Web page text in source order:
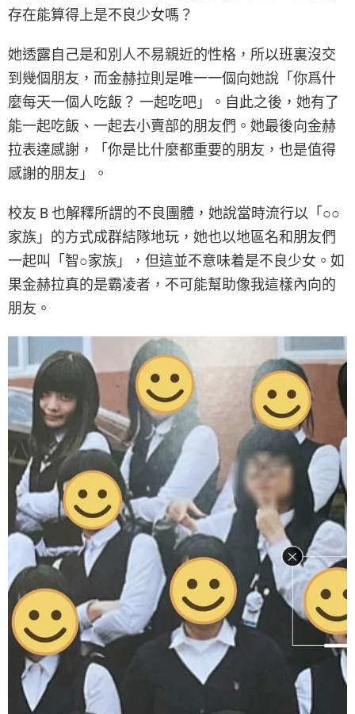
存在能算得上是不良少女嗎？
她透露自己是和別人不易親近的性格，所以班裏沒交
到幾個朋友，而金赫拉則是唯一一個向她說「你爲什
麼每天一個人吃飯？ 一起吃吧」。自此之後，她有了
能一起吃飯、一起去小賣部的朋友們。她最後向金赫
拉表達感謝，「你是比什麼都重要的朋友，也是值得
感謝的朋友」。
校友 B 也解釋所謂的不良團體，她說當時流行以「○○
家族」的方式成群結隊地玩，她也以地區名和朋友們
一起叫「智○家族」，但這並不意味着是不良少女。如
果金赫拉真的是霸凌者，不可能幫助像我這樣內向的
朋友。